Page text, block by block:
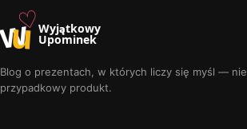
u♡Wyjątkowy
Upominek
Blog o prezentach, w których liczy się myśl — nie
przypadkowy produkt.